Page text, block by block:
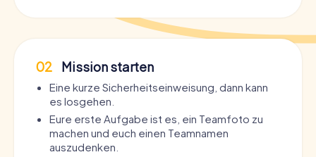
02 Mission starten
Eine kurze Sicherheitseinweisung, dann kann
es losgehen.
Eure erste Aufgabe ist es, ein Teamfoto zu
machen und euch einen Teamnamen
auszudenken.